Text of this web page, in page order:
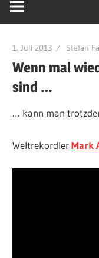
1. Juli 2013 Stefan
Wenn mal
sind …
… kann man
WeltrekordlerMark